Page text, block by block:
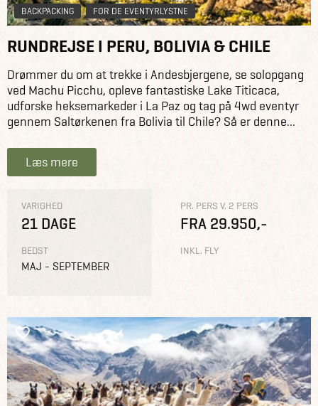
BACKPACKING FOR DE EVENTYRLYSTNE
RUNDREJSE I PERU, BOLIVIA & CHILE
Drømmer du om at trekke i Andesbjergene, se solopgang
ved Machu Picchu, opleve fantastiske Lake Titicaca,
udforske heksemarkeder i La Paz og tag på 4wd eventyr
gennem Saltørkenen fra Bolivia til Chile? Så er denne...
Læs mere
VARIGHED
21 DAGE
BEDST
MAJ - SEPTEMBER
PR. PERS V. 2 PERS
FRA 29.950,-
INKL. FLY